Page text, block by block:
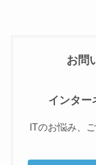
お問
インター
ITのお悩み、